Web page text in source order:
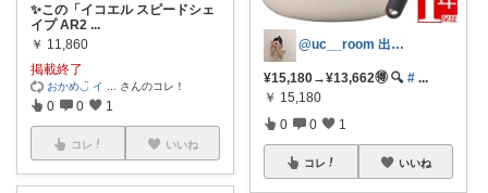
✨この「イコエル スピードシェ
イプ AR2 ...
￥ 11,860
掲載終了
おかめ◡̈ イ さんのコレ！
0 0 1
コレ いいね
@uc__room 出産/育児/暮らし
¥15,180→¥13,662🉐 🔍 # ...
￥ 15,180
0 0 1
コレ いいね